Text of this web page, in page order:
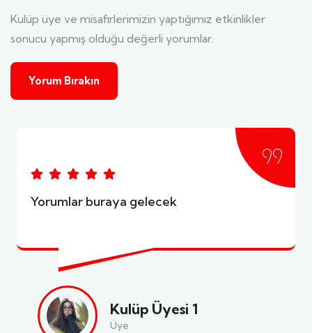
Kulüp üye ve misafirlerimizin yaptığımız etkinlikler
sonucu yapmış olduğu değerli yorumlar.
Yorum Bırakın
Yorumlar buraya gelecek
Kulüp Üyesi 1
Üye